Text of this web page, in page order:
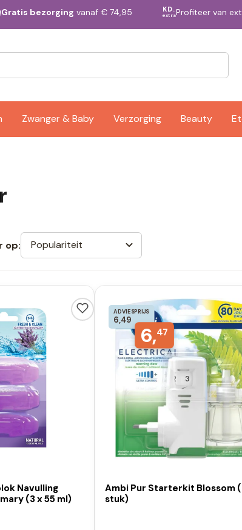
Gratis bezorging vanaf € 74,95 KD.
extraProfiteer van
Zwanger & Baby Verzorging Beauty
op: Populariteit
Navulling
(3 x 55 ml)
ADVIESPRIJS
6,49
6,47
Ambi Pur Starterkit Blossom
stuk)